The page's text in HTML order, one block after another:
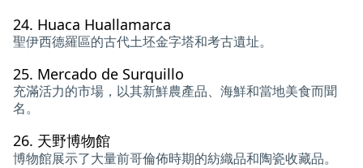
24. Huaca Huallamarca
聖伊西德羅區的古代土坯金字塔和考古遺址。
25. Mercado de Surquillo
充滿活力的市場，以其新鮮農產品、海鮮和當地美食而聞
名。
26. 天野博物館
博物館展示了大量前哥倫佈時期的紡織品和陶瓷收藏品。